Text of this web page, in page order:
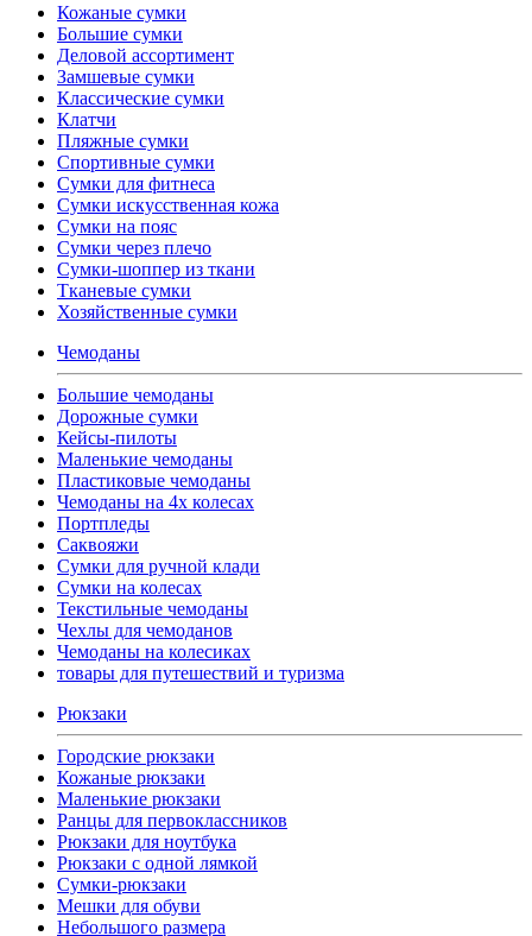
Кожаные сумки
Большие сумки
Деловой ассортимент
Замшевые сумки
Классические сумки
Клатчи
Пляжные сумки
Спортивные сумки
Сумки для фитнеса
Сумки искусственная кожа
Сумки на пояс
Сумки через плечо
Сумки-шоппер из ткани
Тканевые сумки
Хозяйственные сумки
Чемоданы
Большие чемоданы
Дорожные сумки
Кейсы-пилоты
Маленькие чемоданы
Пластиковые чемоданы
Чемоданы на 4х колесах
Портпледы
Саквояжи
Сумки для ручной клади
Сумки на колесах
Текстильные чемоданы
Чехлы для чемоданов
Чемоданы на колесиках
товары для путешествий и туризма
Рюкзаки
Городские рюкзаки
Кожаные рюкзаки
Маленькие рюкзаки
Ранцы для первоклассников
Рюкзаки для ноутбука
Рюкзаки с одной лямкой
Сумки-рюкзаки
Мешки для обуви
Небольшого размера